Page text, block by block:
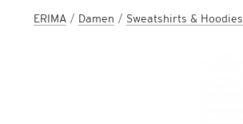
ERIMA Damen Sweatshirts & Hoodies